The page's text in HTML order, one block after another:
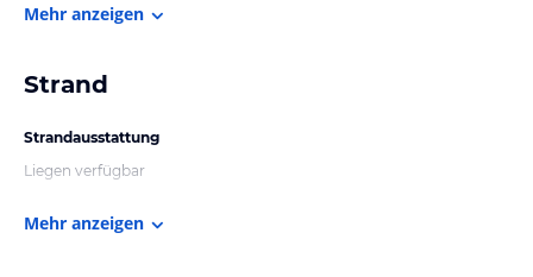
Mehr anzeigen
Strand
Strandausstattung
Liegen verfügbar
Mehr anzeigen